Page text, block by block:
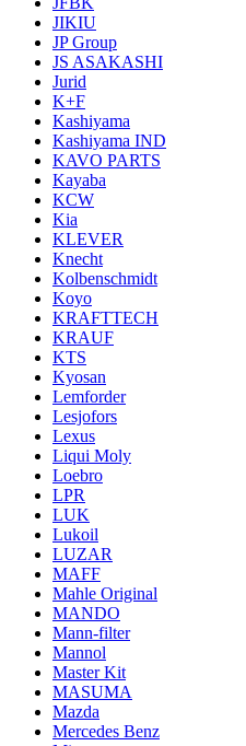
JIKIU
JP Group
JS ASAKASHI
Jurid
K+F
Kashiyama
Kashiyama IND
KAVO PARTS
Kayaba
KCW
Kia
KLEVER
Knecht
Kolbenschmidt
Koyo
KRAFTTECH
KRAUF
KTS
Kyosan
Lemforder
Lesjofors
Lexus
Liqui Moly
Loebro
LPR
LUK
Lukoil
LUZAR
MAFF
Mahle Original
MANDO
Mann-filter
Mannol
Master Kit
MASUMA
Mazda
Mercedes Benz